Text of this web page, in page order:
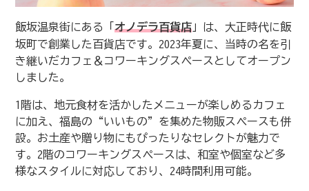
飯坂温泉街にある「 オノデラ百貨店 」は、大正時代に飯
坂町で創業した百貨店です。2023年夏に、当時の名を引
き継いだカフェ＆コワーキングスペースとしてオープン
しました。
1階は、地元食材を活かしたメニューが楽しめるカフェ
に加え、福島の“いいもの”を集めた物販スペースも併
設。お土産や贈り物にもぴったりなセレクトが魅力で
す。2階のコワーキングスペースは、和室や個室など多
様なスタイルに対応しており、24時間利用可能。